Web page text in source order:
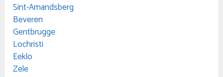
Sint-Amandsberg
Beveren
Gentbrugge
Lochristi
Eeklo
Zele